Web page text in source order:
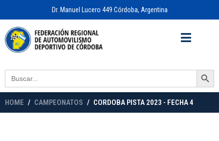
Dr. Manuel Lucero 449 Córdoba, Argentina
Search
for:
Search Button
HOME CAMPEONATOS CORDOBA PISTA 2023 - FECHA 4